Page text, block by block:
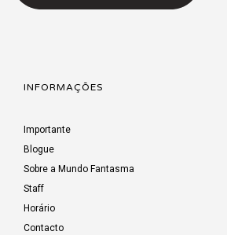
INFORMAÇÕES
Importante
Blogue
Sobre a Mundo Fantasma
Staff
Horário
Contacto